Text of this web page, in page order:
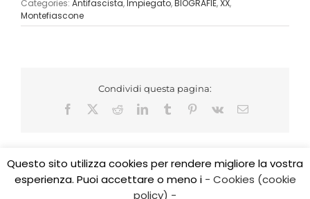
Categories: Antifascista,Impiegato,BIOGRAFIE,XX,
Montefiascone
Condividi questa pagina:
Facebook
RedditLinkedInTumblr Pinterest
Vk Email
Copyright 2017 CEDIDO v.2.3 | All Rights Reserved | Tel.
Questo sito utilizza cookies per rendere migliore la vostra
esperienza. Puoi accettare o meno i - Cookies (cookie
policy) -